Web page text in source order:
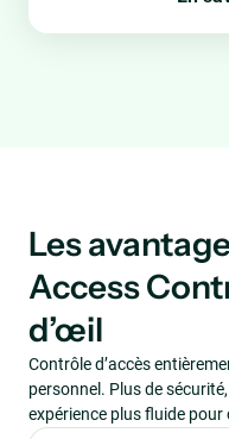
Les
Access
d’œil
Contrôle d’accès
personnel. Plus de
expérience plus fluide pour